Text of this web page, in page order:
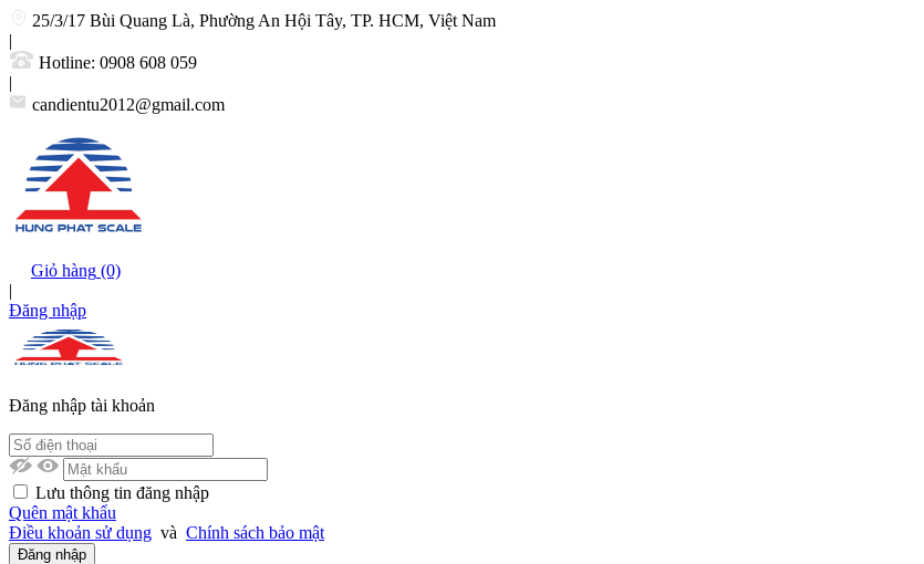
25/3/17 Bùi Quang Là, Phường An Hội Tây, TP. HCM, Việt Nam
|
Hotline: 0908 608 059
|
candientu2012@gmail.com
Giỏ hàng (0)
|
Đăng nhập
Đăng nhập tài khoản
Lưu thông tin đăng nhập
Quên mật khẩu
Điều khoản sử dụng và Chính sách bảo mật
Đăng nhập